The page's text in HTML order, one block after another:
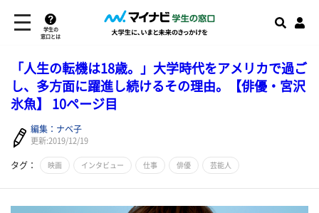
学生の
窓口とは
「人生の転機は18歳。」大学時代をアメリカで過ご
し、多方面に躍進し続けるその理由。【俳優・宮沢
氷魚】 10ページ目
編集：ナベ子
更新:2019/12/19
タグ： 映画 インタビュー 仕事 俳優 芸能人